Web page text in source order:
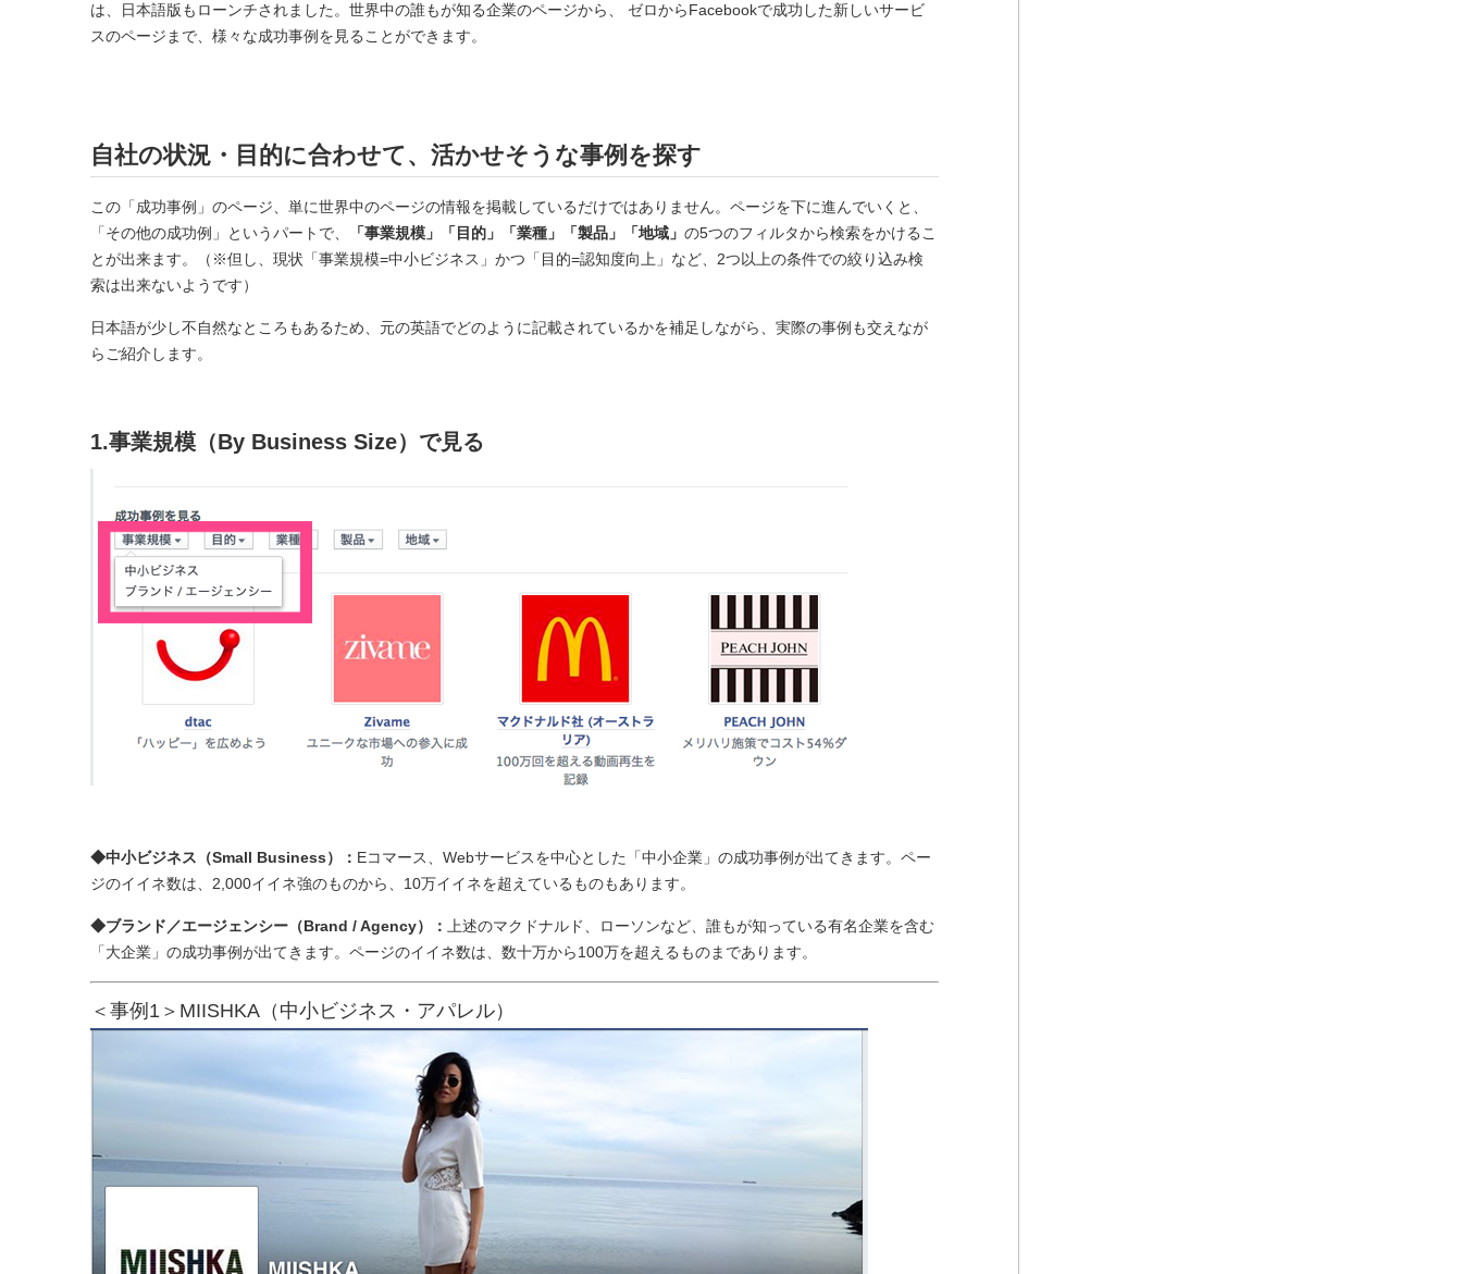
は、日本語版もローンチされました。世界中の誰もが知る企業のページから、 ゼロからFacebookで成功した新しいサービ
スのページまで、様々な成功事例を見ることができます。
自社の状況・目的に合わせて、活かせそうな事例を探す
この「成功事例」のページ、単に世界中のページの情報を掲載しているだけではありません。ページを下に進んでいくと、
「その他の成功例」というパートで、
「事業規模」「目的」「業種」「製品」「地域」の5つのフィルタから検索をかけるこ
とが出来ます。（※但し、現状「事業規模=中小ビジネス」かつ「目的=認知度向上」など、2つ以上の条件での絞り込み検
索は出来ないようです）
日本語が少し不自然なところもあるため、元の英語でどのように記載されているかを補足しながら、実際の事例も交えなが
らご紹介します。
1.事業規模（By Business Size）で見る
◆中小ビジネス（Small Business）： Eコマース、Webサービスを中心とした「中小企業」の成功事例が出てきます。ペー
ジのイイネ数は、2,000イイネ強のものから、10万イイネを超えているものもあります。
◆ブランド／エージェンシー（Brand / Agency）：
上述のマクドナルド、ローソンなど、誰もが知っている有名企業を含む
「大企業」の成功事例が出てきます。ページのイイネ数は、数十万から100万を超えるものまであります。
＜事例1＞MIISHKA（中小ビジネス・アパレル）